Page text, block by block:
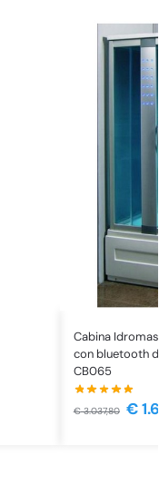
Cabina
con bluetooth
CB065
€3.037,80 €